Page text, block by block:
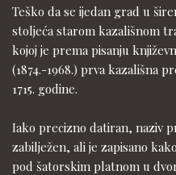
Teško da se ijedan grad u
stoljeća starom kazališnom
kojoj je prema pisanju
(1874.-1968.) prva kazališna
1715. godine.
Iako precizno datiran, naziv
zabilježen, ali je zapisano
pod šatorskim platnom u